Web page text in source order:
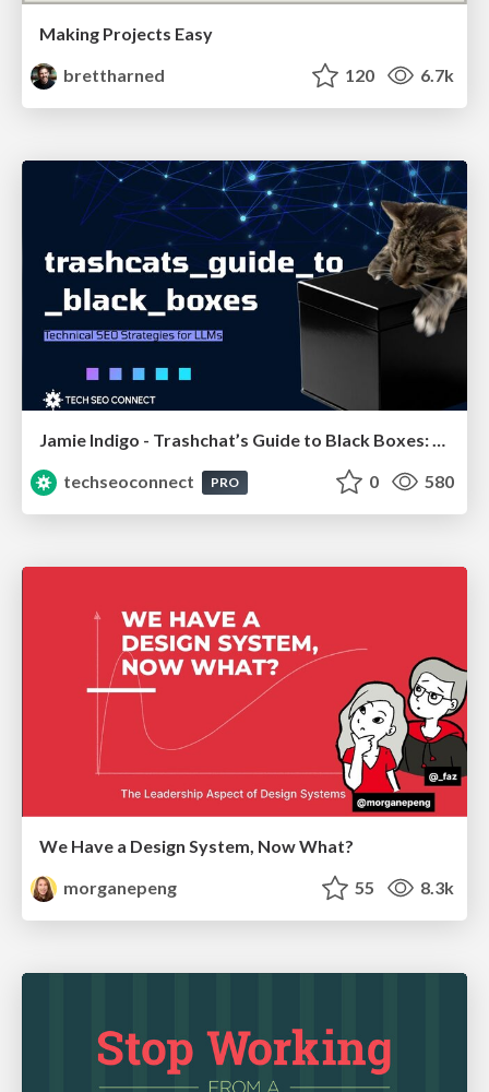
Making Projects Easy
brettharned
120 6.7k
Jamie Indigo - Trashchat’s Guide to Black Boxes: Technical SEO Tactics for LLMs
techseoconnect
PRO 0 580
We Have a Design System, Now What?
morganepeng
55 8.3k